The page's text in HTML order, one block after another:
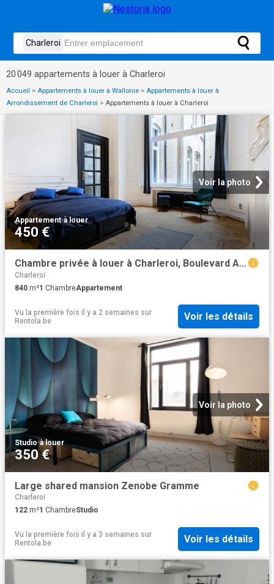
20 049 appartements à louer à Charleroi
Accueil > Appartements à louer à Wallonie > Appartements à louer à
Arrondissement de Charleroi > Appartements à louer à Charleroi
Voir la photo
Appartement·à louer
450 €
Chambre privée à louer à Charleroi, Boulevard Audent
Charleroi
840 m²1 ChambreAppartement
Vu la première fois il y a 2 semaines sur
Rentola.be
Voir les détails
Voir la photo
Studio·à louer
350 €
Large shared mansion Zenobe Gramme
Charleroi
122 m²1 ChambreStudio
Vu la première fois il y a 3 semaines sur
Rentola.be
Voir les détails